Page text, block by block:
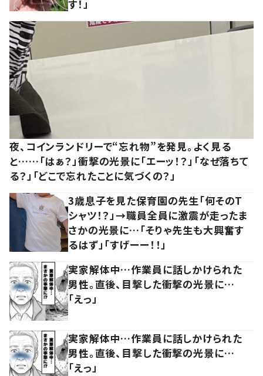
す！」
夜、コインランドリーで“忘れ物”を発見。よく見る
と……「はぁ？」衝撃の光景に「エーッ！？」「なぜ落ちて
る？」「どこで忘れたことに気づくの？」
3歳息子を見た保育園の先生「何そのT
シャツ！？」→職員全員に激震が走ったま
さかの光景に…「そりゃ先生も大興奮す
るはず」「すげーー！！」
実家解体中…作業員に話しかけられた
男性。直後、目撃した衝撃の光景に…
「えっ」
実家解体中…作業員に話しかけられた
男性。直後、目撃した衝撃の光景に…
「えっ」